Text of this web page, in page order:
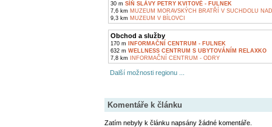
30 m SÍŇ SLÁVY PETRY KVITOVÉ - FULNEK
7,6 km MUZEUM MORAVSKÝCH BRATŘÍ V SUCHDOLU
9,3 km MUZEUM V BÍLOVCI
Obchod a služby
170 m
INFORMAČNÍ CENTRUM - FULNEK
632 m WELLNESS CENTRUM S UBYTOVÁNÍM RELAXKO
7,8 km INFORMAČNÍ CENTRUM - ODRY
Další možnosti regionu ...
Komentáře k článku
Zatím nebyly k článku napsány žádné komentáře.